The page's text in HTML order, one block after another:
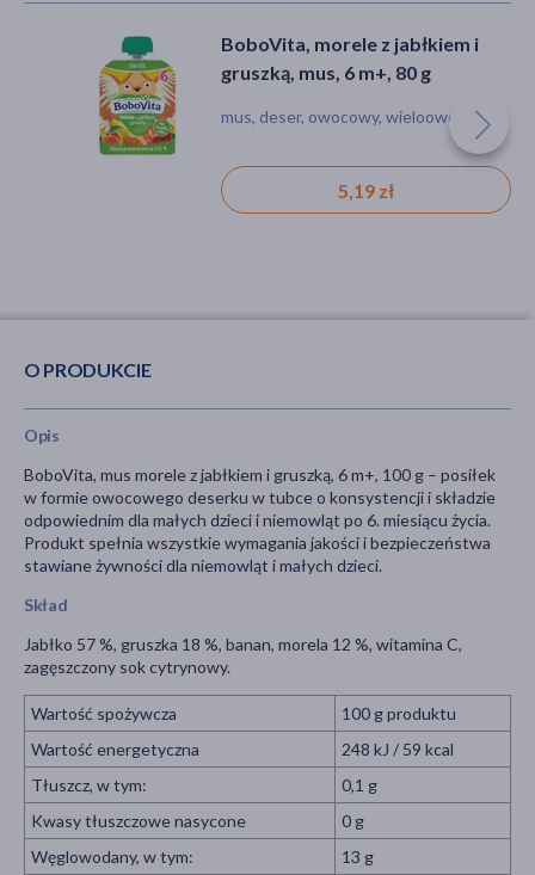
Gerber Natural, Deserek banan,
jabłko, tubka, 6 m+, 80 g
mus, deser, jabłkowy, przekąska
4,59 zł
BoboVita, mus jabłko z mango i
pomarańczą, mus, 6 m+, 100 g
gotowe danie, deser, owocowy, mango
5,79 zł
BoboVita, morele z jabłkiem i
gruszką, mus, 6 m+, 80 g
mus, deser, owocowy, wieloowocowy
5,19 zł
O PRODUKCIE
Opis
BoboVita, mus morele z jabłkiem i gruszką, 6 m+, 100 g – posiłek
w formie owocowego deserku w tubce o konsystencji i składzie
odpowiednim dla małych dzieci i niemowląt po 6. miesiącu życia.
Produkt spełnia wszystkie wymagania jakości i bezpieczeństwa
stawiane żywności dla niemowląt i małych dzieci.
Skład
Jabłko 57 %, gruszka 18 %, banan, morela 12 %, witamina C,
zagęszczony sok cytrynowy.
Wartość spożywcza
100 g produktu
Wartość energetyczna
248 kJ / 59 kcal
Tłuszcz, w tym:
0,1 g
Kwasy tłuszczowe nasycone
0 g
Węglowodany, w tym:
13 g